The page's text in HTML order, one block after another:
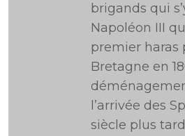
brigands qui
Napoléon III
premier haras
Bretagne en
l’arrivée des
siècle plus